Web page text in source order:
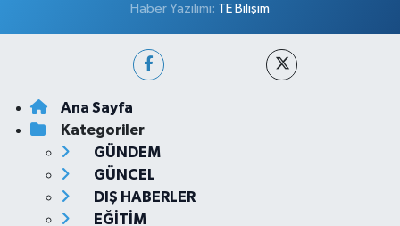
Haber Yazılımı: TE Bilişim
Ana Sayfa
Kategoriler
GÜNDEM
GÜNCEL
DIŞ HABERLER
EĞİTİM